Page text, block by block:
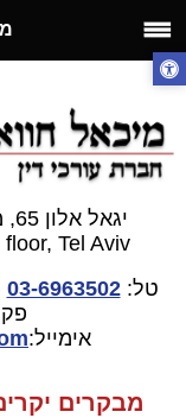
יגאל אלון 65, מגדל טויוטה, קומה 23, תל-אביב
Tel Aviv
טל:03-6963502
פקס: 03-
אימייל:E-mail:
מבקרים